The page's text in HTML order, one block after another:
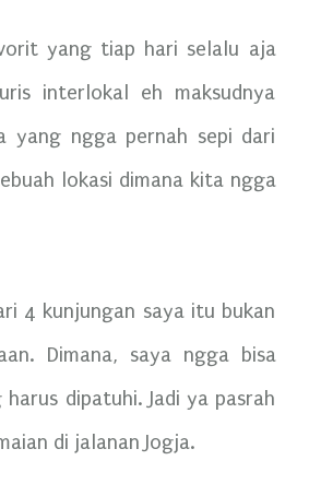
yang tiap hari selalu aja
interlokal eh maksudnya
yang ngga pernah sepi dari
lokasi dimana kita ngga
4 kunjungan saya itu bukan
Dimana, saya ngga bisa
dipatuhi. Jadi ya pasrah
di jalanan Jogja.